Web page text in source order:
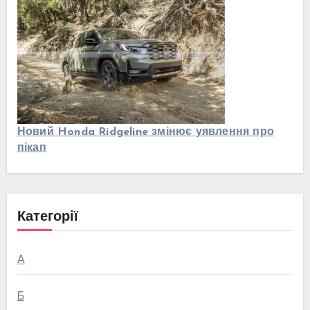
Новий Honda Ridgeline змінює уявлення про
пікап
Категорії
А
Б